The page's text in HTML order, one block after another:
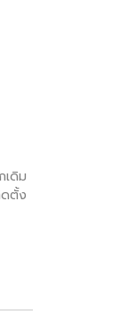
เดิม
ดตั้ง